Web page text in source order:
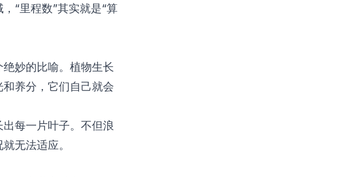
“里程数”其实就是“算
妙的比喻。植物生长
养分，它们自己就会
每一片叶子。不但浪
无法适应。